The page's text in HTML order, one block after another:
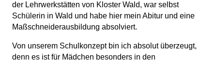
der Lehrwerkstätten von Kloster Wald, war selbst
Schülerin in Wald und habe hier mein Abitur und eine
Maßschneiderausbildung absolviert.
Von unserem Schulkonzept bin ich absolut überzeugt,
denn es ist für Mädchen besonders in den